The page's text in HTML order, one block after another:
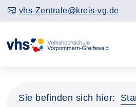
vhs-Zentrale@kreis-vg.de
Sie befinden sich hier: